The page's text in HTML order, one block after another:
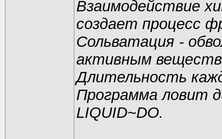
Взаимодействие
создает процесс
Сольватация -
активным
Длительность
Программа ловит
LIQUID~DO.